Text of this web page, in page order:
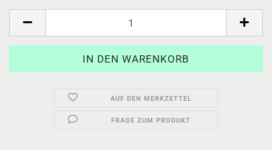
AUF DEN MERKZETTEL
FRAGE ZUM PRODUKT